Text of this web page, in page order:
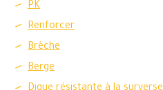
PK
Renforcer
Brèche
Berge